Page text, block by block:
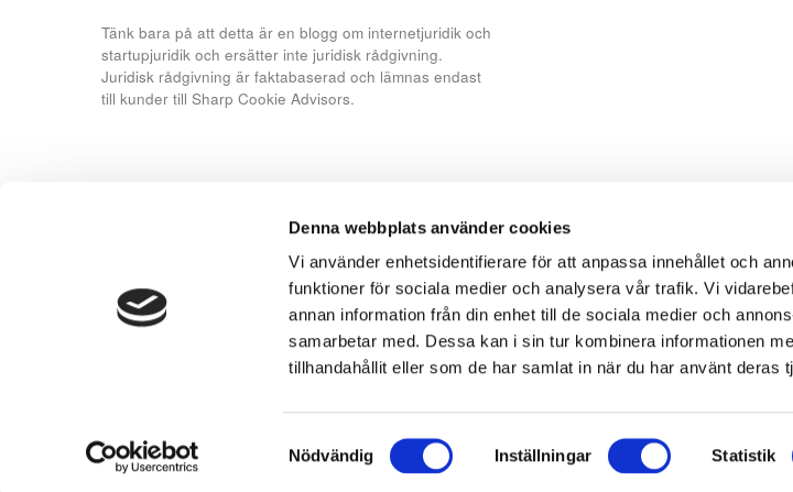
Denna webbplats använder cookies
Vi använder enhetsidentifierare för att anpassa innehållet och
funktioner för sociala medier och analysera vår trafik. Vi
annan information från din enhet till de sociala medier och
samarbetar med. Dessa kan i sin tur kombinera informationen
tillhandahållit eller som de har samlat in när du har använt deras
Samtyckesval
Nödvändig Inställningar Statistik
Tänk bara på att detta är en blogg om internetjuridik och
startupjuridik och ersätter inte juridisk rådgivning.
Juridisk rådgivning är faktabaserad och lämnas endast
till kunder till Sharp Cookie Advisors.
Privacy notice